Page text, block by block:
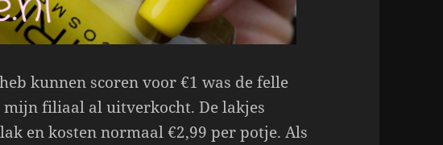
kunnen scoren voor €1 was de felle
filiaal al uitverkocht. De lakjes
en kosten normaal €2,99 per potje. Als